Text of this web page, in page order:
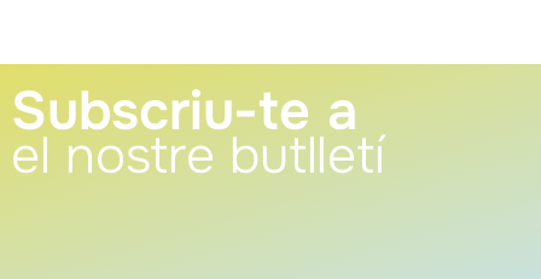
Subscriu-te a
el nostre butlletí